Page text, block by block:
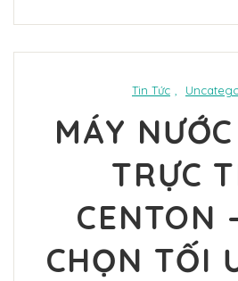
Tin Tức
MÁY
TRỰC
CENTON
CHỌN TỐI